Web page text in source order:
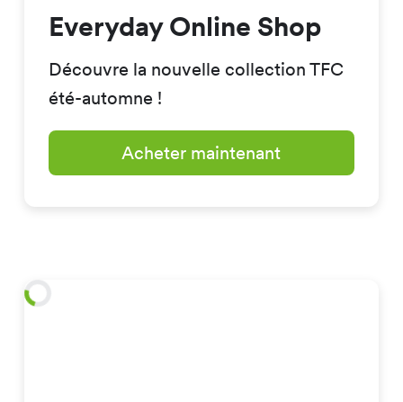
Everyday Online Shop
Découvre la nouvelle collection TFC
été-automne !
Acheter maintenant